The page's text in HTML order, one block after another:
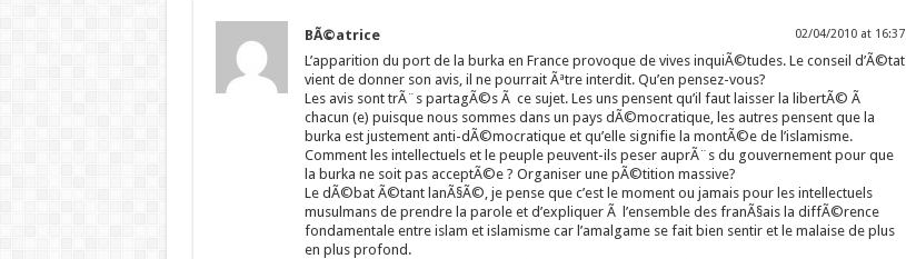
BÃ©atrice 02/04/2010 at 16:37
L’apparition du port de la burka en France provoque de vives inquiÃ©tudes. Le conseil d’Ã©tat
vient de donner son avis, il ne pourrait Ãªtre interdit. Qu’en pensez-vous?
Les avis sont trÃ¨s partagÃ©s Ã ce sujet. Les uns pensent qu’il faut laisser la libertÃ© Ã
chacun (e) puisque nous sommes dans un pays dÃ©mocratique, les autres pensent que la
burka est justement anti-dÃ©mocratique et qu’elle signifie la montÃ©e de l’islamisme.
Comment les intellectuels et le peuple peuvent-ils peser auprÃ¨s du gouvernement pour que
la burka ne soit pas acceptÃ©e ? Organiser une pÃ©tition massive?
Le dÃ©bat Ã©tant lanÃ§Ã©, je pense que c’est le moment ou jamais pour les intellectuels
musulmans de prendre la parole et d’expliquer Ã l’ensemble des franÃ§ais la diffÃ©rence
fondamentale entre islam et islamisme car l’amalgame se fait bien sentir et le malaise de plus
en plus profond.